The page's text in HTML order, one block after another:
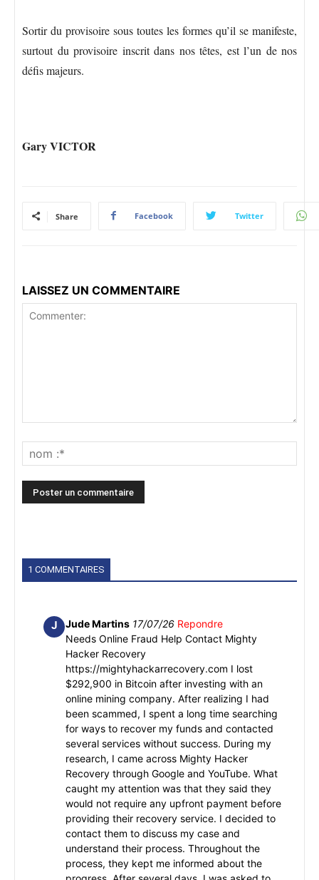
Sortir du provisoire sous toutes les formes qu’il se manifeste,
surtout du provisoire inscrit dans nos têtes, est l’un de nos
défis majeurs.
Gary VICTOR
Share Facebook Twitter
LAISSEZ UN COMMENTAIRE
1 COMMENTAIRES
J Jude Martins 17/07/26 Repondre
Needs Online Fraud Help Contact Mighty
Hacker Recovery
https://mightyhackarrecovery.com I lost
$292,900 in Bitcoin after investing with an
online mining company. After realizing I had
been scammed, I spent a long time searching
for ways to recover my funds and contacted
several services without success. During my
research, I came across Mighty Hacker
Recovery through Google and YouTube. What
caught my attention was that they said they
would not require any upfront payment before
providing their recovery service. I decided to
contact them to discuss my case and
understand their process. Throughout the
process, they kept me informed about the